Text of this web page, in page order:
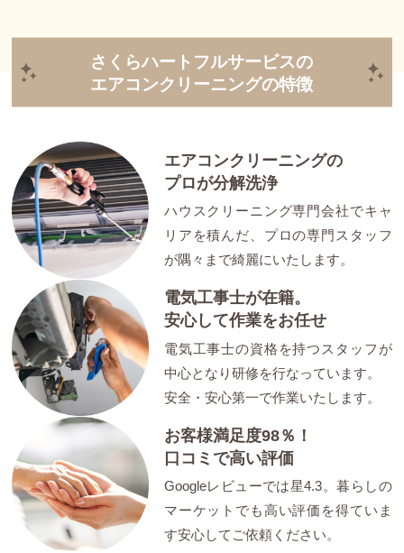
さくらハートフルサービスの
エアコンクリーニングの特徴
エアコンクリーニングの
プロが分解洗浄
ハウスクリーニング専門会社でキャ
リアを積んだ、プロの専門スタッフ
が隅々まで綺麗にいたします。
電気工事士が在籍。
安心して作業をお任せ
電気工事士の資格を持つスタッフが
中心となり研修を行なっています。
安全・安心第一で作業いたします。
お客様満足度98％！
口コミで高い評価
Googleレビューでは星4.3。暮らしの
マーケットでも高い評価を得ていま
す安心してご依頼ください。